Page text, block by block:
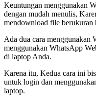
Keuntungan menggunakan
dengan mudah menulis,
mendownload file berukuran
Ada dua cara menggunakan
menggunakan WhatsApp
di laptop Anda.
Karena itu, Kedua cara ini
untuk login dan
laptop.